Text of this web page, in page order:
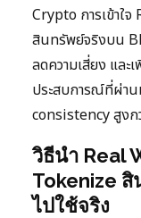
Crypto การเข้าใ
สินทรัพย์จริงบน
ลดความเสี่ยง และ
ประสบการณ์ที่ผ่าน
consistency สูง
วิธีนำ Real
Tokenize
ไปใช้จริง